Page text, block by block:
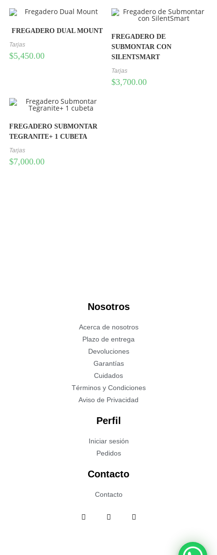
FREGADERO DUAL MOUNT
Tarjas
$5,450.00
FREGADERO DE
SUBMONTAR CON
SILENTSMART
Tarjas
$3,700.00
FREGADERO SUBMONTAR
TEGRANITE+ 1 CUBETA
Tarjas
$7,000.00
Nosotros
Acerca de nosotros
Plazo de entrega
Devoluciones
Garantías
Cuidados
Términos y Condiciones
Aviso de Privacidad
Perfil
Iniciar sesión
Pedidos
Contacto
Contacto